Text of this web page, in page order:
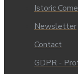
Istoric
Newsletter
Contact
GDPR -